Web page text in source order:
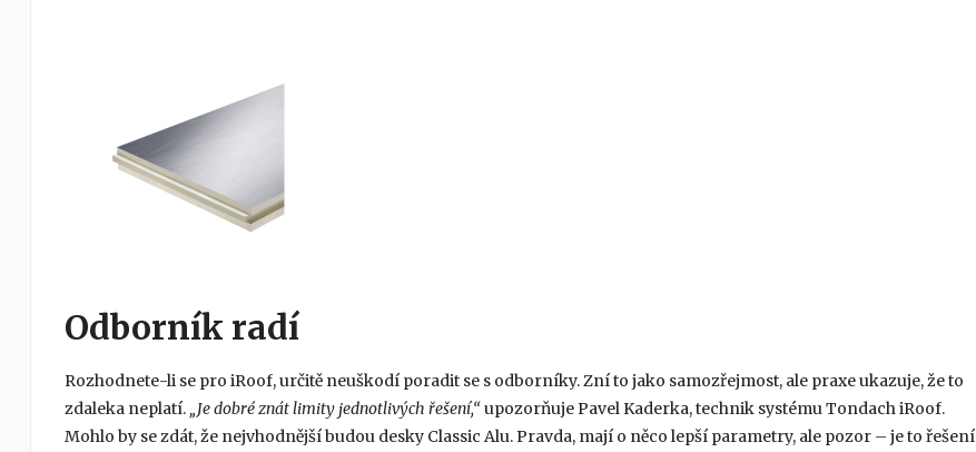
Odborník radí
Rozhodnete-li se pro iRoof, určitě neuškodí poradit se s odborníky. Zní to jako samozřejmost, ale praxe ukazuje, že to
zdaleka neplatí. „Je dobré znát limity jednotlivých řešení,“ upozorňuje Pavel Kaderka, technik systému Tondach iRoof.
Mohlo by se zdát, že nejvhodnější budou desky Classic Alu. Pravda, mají o něco lepší parametry, ale pozor – je to řešení